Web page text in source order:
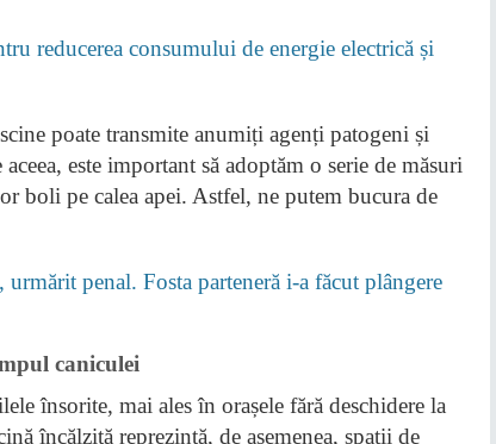
reducerea consumului de energie electrică și
poate transmite anumiți agenți patogeni și
este important să adoptăm o serie de măsuri
boli pe calea apei. Astfel, ne putem bucura de
penal. Fosta parteneră i-a făcut plângere
caniculei
însorite, mai ales în orașele fără deschidere la
încălzită reprezintă, de asemenea, spații de